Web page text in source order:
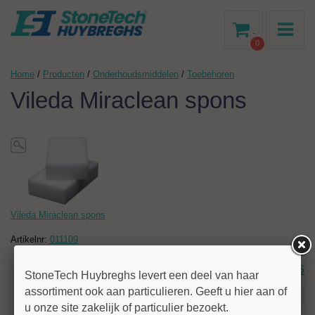
0
-
Home / Producten / Onderhoudsmiddelen / Toebehoren
Vileda Miraclean spons
Vileda Miraclean spons
Artikelnr: 011109
Login voor prijs
Stel uw vraag!
StoneTech Huybreghs levert een deel van haar
assortiment ook aan particulieren. Geeft u hier aan of
u onze site zakelijk of particulier bezoekt.